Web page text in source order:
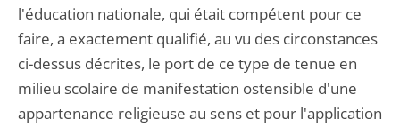
l'éducation nationale, qui était compétent pour ce
faire, a exactement qualifié, au vu des circonstances
ci-dessus décrites, le port de ce type de tenue en
milieu scolaire de manifestation ostensible d'une
appartenance religieuse au sens et pour l'application